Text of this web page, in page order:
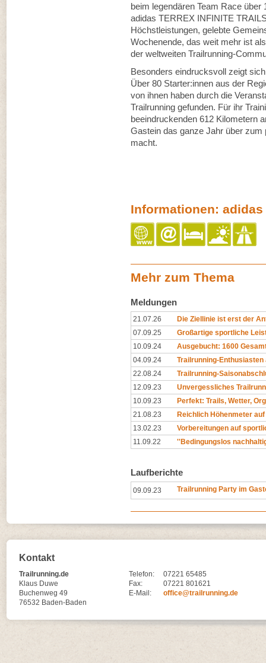
beim legendären Team Race
adidas TERREX INFINITE
Höchstleistungen, gelebte
Wochenende, das weit mehr ist
der weltweiten Trailrunning-
Besonders eindrucksvoll zeigt
Über 80 Starter:innen aus der
von ihnen haben durch die
Trailrunning gefunden. Für ihr
beeindruckenden 612 Kilometern
Gastein das ganze Jahr über
macht.
Informationen: adidas
Mehr zum Thema
Meldungen
21.07.26
Die Ziellinie ist erst der
07.09.25
Großartige sportliche
10.09.24
Ausgebucht: 1600
04.09.24
Trailrunning-
22.08.24
Trailrunning-
12.09.23
Unvergessliches
10.09.23
Perfekt: Trails, Wetter,
21.08.23
Reichlich Höhenmeter
13.02.23
Vorbereitungen auf
11.09.22
''Bedingungslos
Laufberichte
09.09.23 Trailrunning Party im
Kontakt
Trailrunning.de
Klaus Duwe
Buchenweg 49
76532 Baden-Baden
Telefon:
07221 65485
Fax:
07221 801621
E-Mail:
office@trailrunning.de